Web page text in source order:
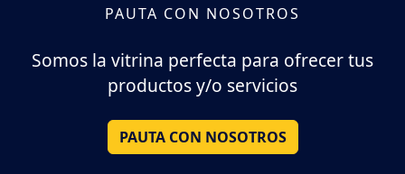
PAUTA CON NOSOTROS
Somos la vitrina perfecta para ofrecer tus
productos y/o servicios
PAUTA CON NOSOTROS